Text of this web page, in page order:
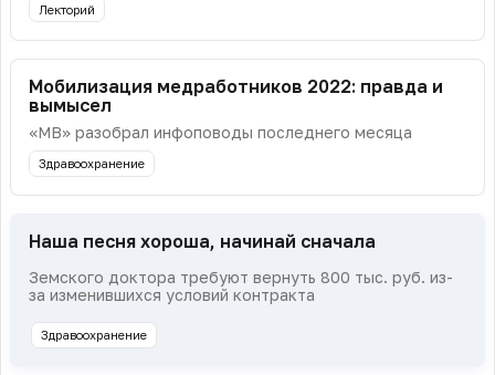
Лекторий
Мобилизация медработников 2022: правда и
вымысел
«МВ» разобрал инфоповоды последнего месяца
Здравоохранение
Наша песня хороша, начинай сначала
Земского доктора требуют вернуть 800 тыс. руб. из-
за изменившихся условий контракта
Здравоохранение